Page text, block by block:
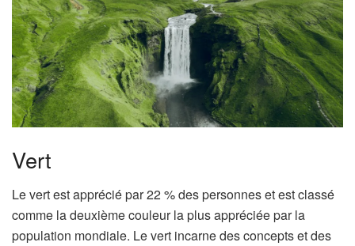
Vert
Le vert est apprécié par 22 % des personnes et est classé
comme la deuxième couleur la plus appréciée par la
population mondiale. Le vert incarne des concepts et des